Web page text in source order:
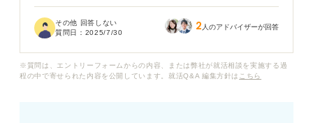
結局時間をかけすぎてしまっているような気がします。
か？ また、もし今後面接経験を積んで、面接に慣れてき
その他 回答しない
質問日： 2025/7/30 2 人のアドバイザーが回答
※質問は、エントリーフォームからの内容、または弊社が就活相談を実施する過
程の中で寄せられた内容を公開しています。就活Q&A 編集方針は こちら